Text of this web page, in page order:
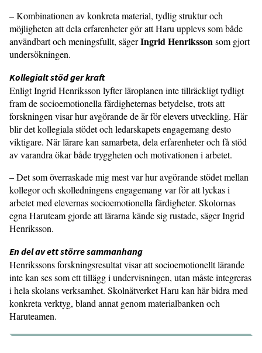
– Kombinationen av konkreta material, tydlig struktur och
möjligheten att dela erfarenheter gör att Haru upplevs som både
användbart och meningsfullt, sägerIngrid Henrikssonsom gjort
undersökningen.
Kollegialt stöd ger kraft
Enligt Ingrid Henriksson lyfter läroplanen inte tillräckligt tydligt
fram de socioemotionella färdigheternas betydelse, trots att
forskningen visar hur avgörande de är för elevers utveckling. Här
blir det kollegiala stödet och ledarskapets engagemang desto
viktigare. När lärare kan samarbeta, dela erfarenheter och få stöd
av varandra ökar både tryggheten och motivationen i arbetet.
– Det som överraskade mig mest var hur avgörande stödet mellan
kollegor och skolledningens engagemang var för att lyckas i
arbetet med elevernas socioemotionella färdigheter. Skolornas
egna Haruteam gjorde att lärarna kände sig rustade, säger Ingrid
Henriksson.
En del av ett större sammanhang
Henrikssons forskningsresultat visar att socioemotionellt lärande
inte kan ses som ett tillägg i undervisningen, utan måste integreras
i hela skolans verksamhet. Skolnätverket Haru kan här bidra med
konkreta verktyg, bland annat genom materialbanken och
Haruteamen.